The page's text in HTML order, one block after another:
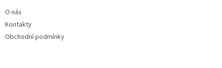
O nás
Kontakty
Obchodní podmínky